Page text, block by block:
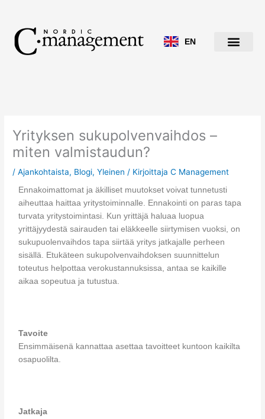
EN
Yrityksen sukupolvenvaihdos –
miten valmistaudun?
/Ajankohtaista, Blogi,Yleinen / KirjoittajaC Management
Ennakoimattomat ja äkilliset muutokset voivat tunnetusti
aiheuttaa haittaa yritystoiminnalle. Ennakointi on paras tapa
turvata yritystoimintasi. Kun yrittäjä haluaa luopua
yrittäjyydestä sairauden tai eläkkeelle siirtymisen vuoksi, on
sukupuolenvaihdos tapa siirtää yritys jatkajalle perheen
sisällä. Etukäteen sukupolvenvaihdoksen suunnittelun
toteutus helpottaa verokustannuksissa, antaa se kaikille
aikaa sopeutua ja tutustua.
Tavoite
Ensimmäisenä kannattaa asettaa tavoitteet kuntoon kaikilta
osapuolilta.
Jatkaja